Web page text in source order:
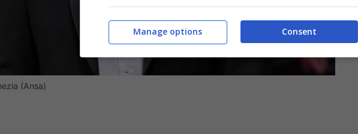
(Ansa)
Consent
Manage options